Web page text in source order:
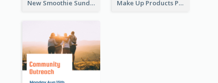
New Smoothie Sunday Flyer Make Up Products Purchase With Discount Flyer